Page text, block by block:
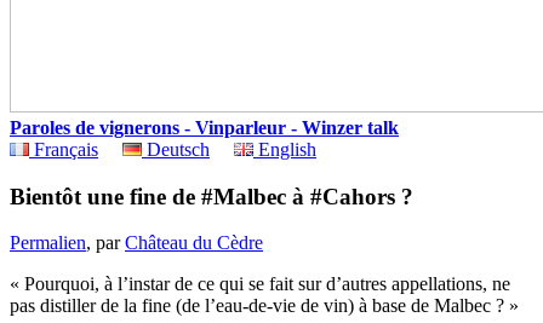
Paroles de vignerons - Vinparleur - Winzer talk
Français
Deutsch English
Bientôt une fine de #Malbec à #Cahors ?
Permalien, parChâteau du Cèdre
« Pourquoi, à l’instar de ce qui se fait sur d’autres appellations, ne
pas distiller de la fine (de l’eau-de-vie de vin) à base de Malbec ? »